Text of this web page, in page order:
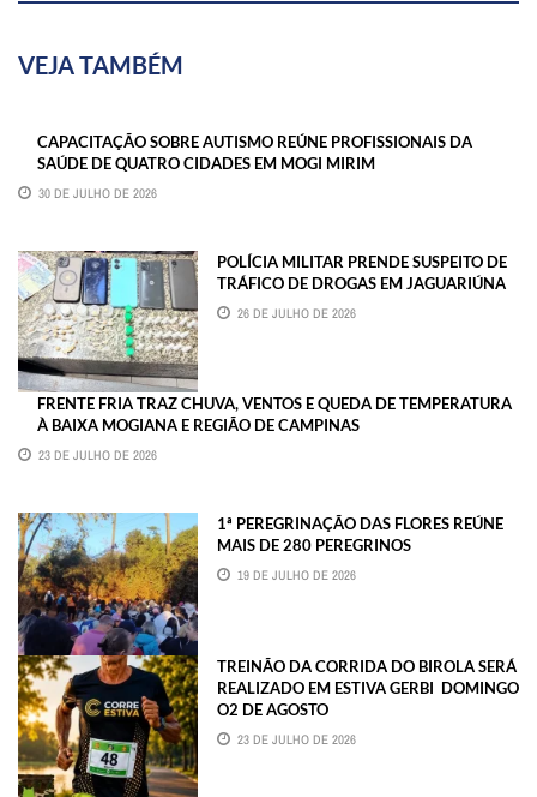
VEJA TAMBÉM
CAPACITAÇÃO SOBRE AUTISMO REÚNE PROFISSIONAIS DA
SAÚDE DE QUATRO CIDADES EM MOGI MIRIM
30 DE JULHO DE 2026
POLÍCIA MILITAR PRENDE SUSPEITO DE
TRÁFICO DE DROGAS EM JAGUARIÚNA
26 DE JULHO DE 2026
FRENTE FRIA TRAZ CHUVA, VENTOS E QUEDA DE TEMPERATURA
À BAIXA MOGIANA E REGIÃO DE CAMPINAS
23 DE JULHO DE 2026
1ª PEREGRINAÇÃO DAS FLORES REÚNE
MAIS DE 280 PEREGRINOS
19 DE JULHO DE 2026
TREINÃO DA CORRIDA DO BIROLA SERÁ
REALIZADO EM ESTIVA GERBI DOMINGO
O2 DE AGOSTO
23 DE JULHO DE 2026